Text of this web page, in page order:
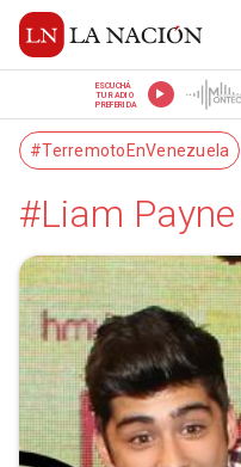
ESCUCHÁ
TU RADIO
PREFERIDA
#TerremotoEnVenezuela
#Liam